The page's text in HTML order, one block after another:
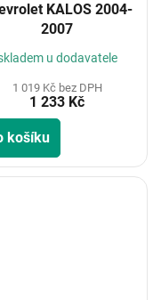
KALOS 2004-
2007
u dodavatele
1 019 Kč bez DPH
1 233 Kč
košíku